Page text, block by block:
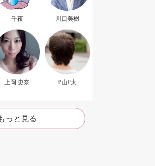
千夜 川口美樹
上岡 史奈 P山P太
っと見る